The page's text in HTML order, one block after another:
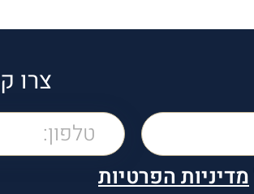
צרו
מדיניות הפרטיות